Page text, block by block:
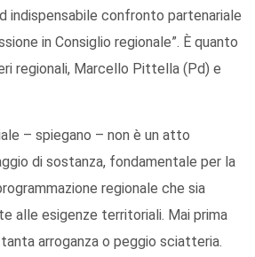
indispensabile confronto partenariale
in Consiglio regionale”. È quanto
regionali, Marcello Pittella (Pd) e
– spiegano – non è un atto
di sostanza, fondamentale per la
regionale che sia
alle esigenze territoriali. Mai prima
arroganza o peggio sciatteria.